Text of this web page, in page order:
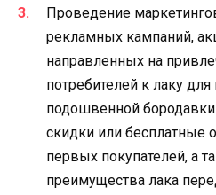
Проведение
рекламных кампаний,
направленных на
потребителей к лаку
подошвенной
скидки или бесплатные
первых покупателей, а
преимущества лака